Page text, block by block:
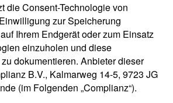
die Consent-Technologie von
zur Speicherung
Ihrem Endgerät oder zum Einsatz
einzuholen und diese
dokumentieren. Anbieter dieser
B.V., Kalmarweg 14-5, 9723 JG
(im Folgenden „Complianz“).